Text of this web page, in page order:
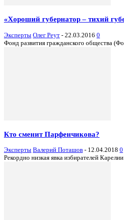
«Хороший губернатор – тихий
Эксперты Олег Реут - 22.03.2016 0
Фонд развития гражданского общества
Кто сменит Парфенчикова?
Эксперты Валерий Поташов - 12.04.2018 0
Рекордно низкая явка избирателей